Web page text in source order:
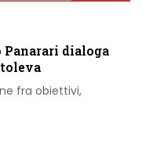
dialoga
fra obiettivi,